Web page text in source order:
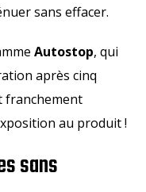
sans effacer.
Autostop, qui
après cinq
franchement
au produit !
sans